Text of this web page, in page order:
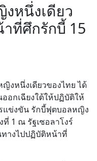
หนึ่งเดียว
ที่ศึกรักบี้ 15
ญิงหนึ่งเดียวของไทย ได้
อกเฉียงใต้ให้ปฏิบัติให้
แข่งขัน รักบี้ฟุตบอลหญิง
ที่ 1 ณ รัฐเซอลาโงร์
ทางไปปฏิบัติหน้าที่